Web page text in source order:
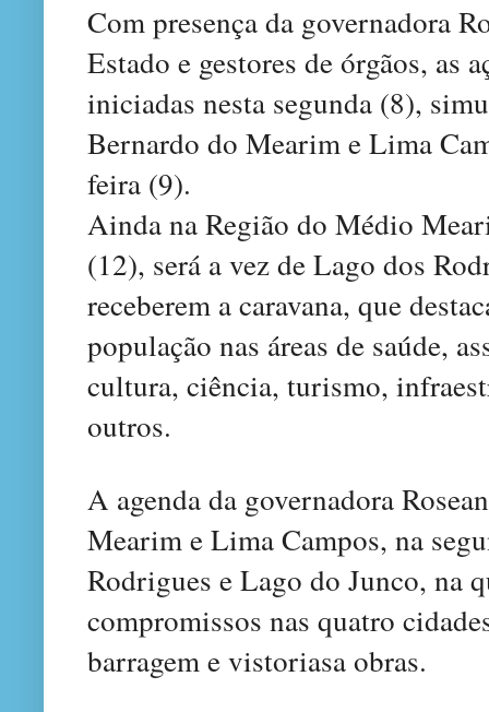
Com presença da governadora
Estado e gestores de órgãos, as
iniciadas nesta segunda (8),
Bernardo do Mearim e Lima
feira (9).
Ainda na Região do Médio
(12), será a vez de Lago dos
receberem a caravana, que
população nas áreas de saúde,
cultura, ciência, turismo,
outros.
A agenda da governadora
Mearim e Lima Campos, na
Rodrigues e Lago do Junco, na
compromissos nas quatro
barragem e vistoriasa obras.